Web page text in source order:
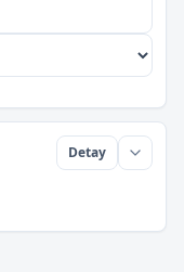
Detay